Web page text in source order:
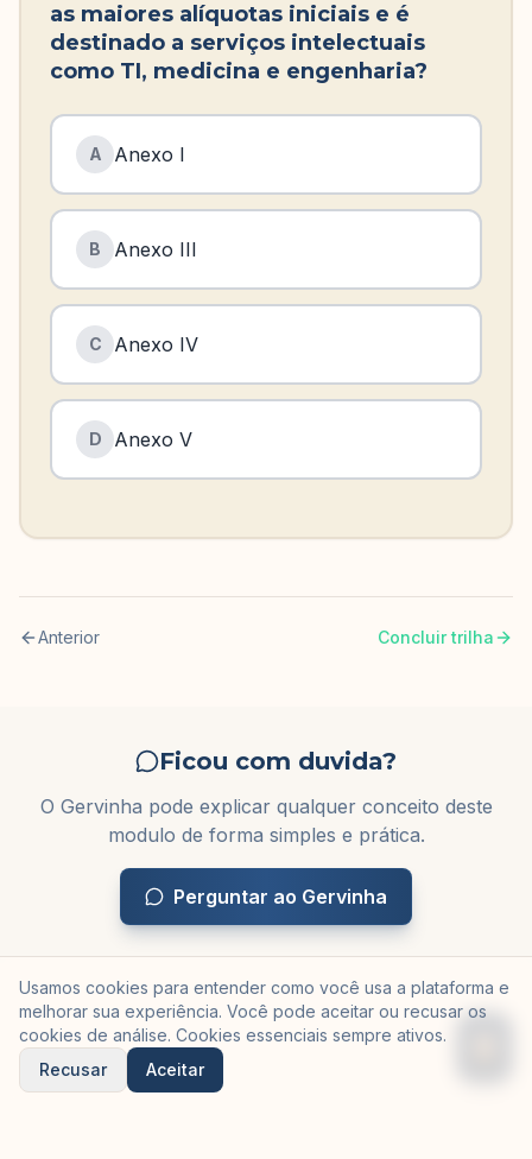
as maiores alíquotas iniciais e é
destinado a serviços intelectuais
como TI, medicina e engenharia?
A Anexo I
B Anexo III
C Anexo IV
D Anexo V
Anterior Concluir trilha
Ficou com duvida?
O Gervinha pode explicar qualquer conceito deste
modulo de forma simples e prática.
Perguntar ao Gervinha
Usamos cookies para entender como você usa a plataforma e
melhorar sua experiência. Você pode aceitar ou recusar os
cookies de análise. Cookies essenciais sempre ativos.
Recusar
Aceitar